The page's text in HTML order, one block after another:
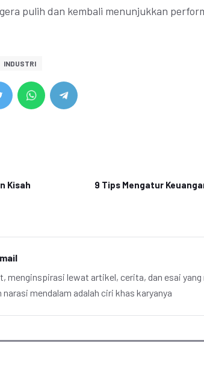
pulih dan kembali menunjukkan
INDUSTRI
Kisah
9 Tips Mengatur
menginspirasi lewat artikel, cerita, dan esai yang
narasi mendalam adalah ciri khas karyanya